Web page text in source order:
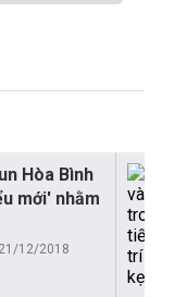
Hòa Bình
mới' nhằm
12/2018